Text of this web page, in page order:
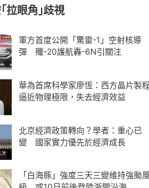
拉眼角｣歧視
軍方首度公開「驚雷-1」空射核導
彈 殲-20護航轟-6N引關注
華為首席科學家廖恆：西方晶片製程
逼近物理極限，失去經濟效益
北京經濟政策轉向？學者：重心已
變 國家實力優先於經濟成長
「白海豚」強度三天三變維持強颱風